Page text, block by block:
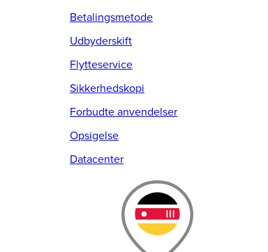
Betalingsmetode
Udbyderskift
Flytteservice
Sikkerhedskopi
Forbudte anvendelser
Opsigelse
Datacenter